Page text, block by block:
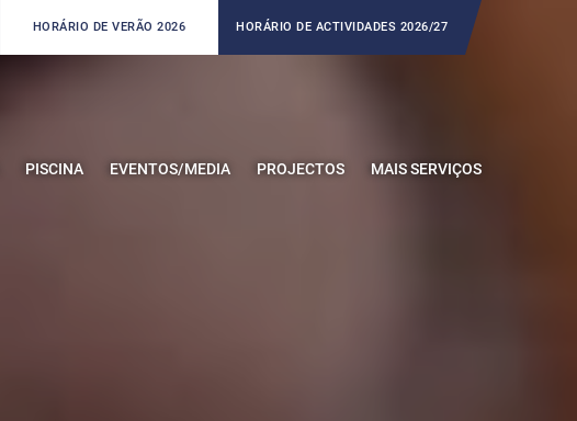
HORÁRIO DE VERÃO 2026 HORÁRIO DE ACTIVIDADES 2026/27
PISCINA EVENTOS/MEDIA PROJECTOS MAIS SERVIÇOS